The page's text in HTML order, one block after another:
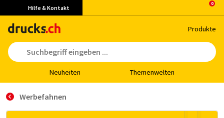
Hilfe & Kontakt
Pro­duk­te
Neu­hei­ten The­men­wel­ten
Werbefahnen